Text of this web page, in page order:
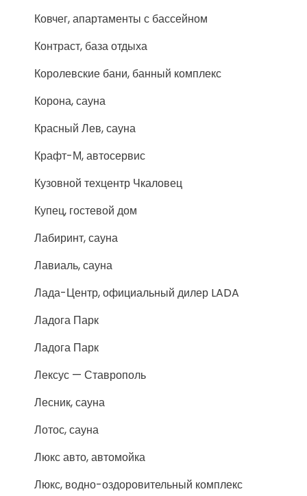
Ковчег, апартаменты с бассейном
Контраст, база отдыха
Королевские бани, банный комплекс
Корона, сауна
Красный Лев, сауна
Крафт-М, автосервис
Кузовной техцентр Чкаловец
Купец, гостевой дом
Лабиринт, сауна
Лавиаль, сауна
Лада-Центр, официальный дилер LADA
Ладога Парк
Ладога Парк
Лексус — Ставрополь
Лесник, сауна
Лотос, сауна
Люкс авто, автомойка
Люкс, водно-оздоровительный комплекс